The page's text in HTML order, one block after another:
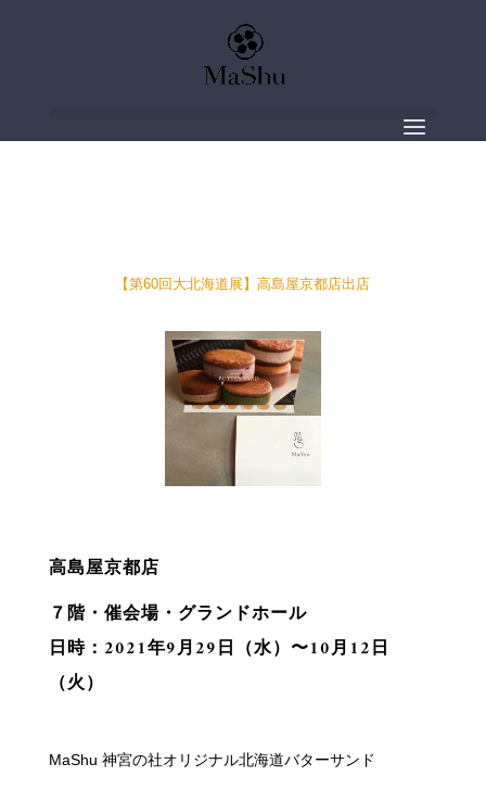
【第60回大北海道展】高島屋京都店出店
高島屋京都店
７階・催会場・グランドホール
日時：2021年9月29日（水）〜10月12日
（火）
MaShu 神宮の社オリジナル北海道バターサンド